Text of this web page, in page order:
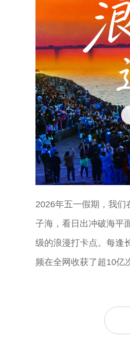
2026年五一假期，我
子海，看日出冲破海平
级的浪漫打卡点。每逢
频在全网收获了超10亿